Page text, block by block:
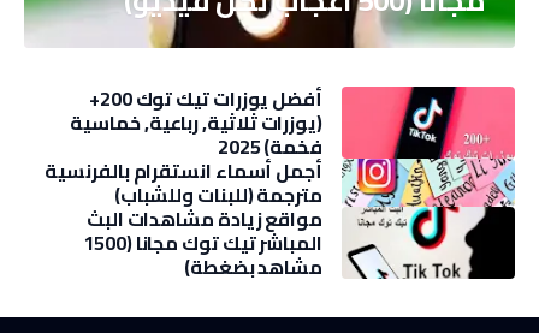
أفضل يوزرات تيك توك 200+
(يوزرات ثلاثية, رباعية, خماسية
فخمة) 2025
أجمل أسماء انستقرام بالفرنسية
مترجمة (للبنات وللشباب)
مواقع زيادة مشاهدات البث
المباشر تيك توك مجانا (1500
مشاهد بضغطة)